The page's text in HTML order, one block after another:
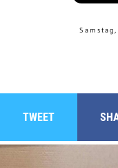
TWEET